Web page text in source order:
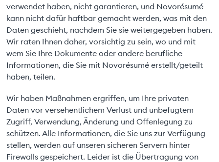
verwendet haben, nicht garantieren, und Novorésumé
kann nicht dafür haftbar gemacht werden, was mit den
Daten geschieht, nachdem Sie sie weitergegeben haben.
Wir raten Ihnen daher, vorsichtig zu sein, wo und mit
wem Sie Ihre Dokumente oder andere berufliche
Informationen, die Sie mit Novorésumé erstellt/geteilt
haben, teilen.
Wir haben Maßnahmen ergriffen, um Ihre privaten
Daten vor versehentlichem Verlust und unbefugtem
Zugriff, Verwendung, Änderung und Offenlegung zu
schützen. Alle Informationen, die Sie uns zur Verfügung
stellen, werden auf unseren sicheren Servern hinter
Firewalls gespeichert. Leider ist die Übertragung von